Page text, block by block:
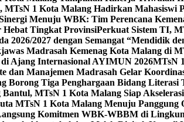
1 Kota Malang Hadirkan Mahasiswi
Menuju WBK: Tim Perencana
Hebat Tingkat ProvinsiPerkuat Sistem TI,
2026/2027 dengan Semangat “Mendidik
Madrasah Kemenag Kota Malang di
Ajang Internasional AYIMUN 2026MTsN
dan Manajemen Madrasah Gelar
Borong Tiga Penghargaan Bidang Literasi
MTsN 1 Kota Malang Siap
MTsN 1 Kota Malang Menuju Panggung
Komitmen WBK-WBBM di